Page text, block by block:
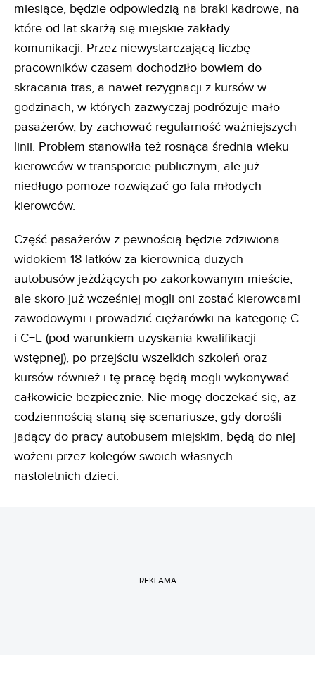
miesiące, będzie odpowiedzią na braki kadrowe, na
które od lat skarżą się miejskie zakłady
komunikacji. Przez niewystarczającą liczbę
pracowników czasem dochodziło bowiem do
skracania tras, a nawet rezygnacji z kursów w
godzinach, w których zazwyczaj podróżuje mało
pasażerów, by zachować regularność ważniejszych
linii. Problem stanowiła też rosnąca średnia wieku
kierowców w transporcie publicznym, ale już
niedługo pomoże rozwiązać go fala młodych
kierowców.
Część pasażerów z pewnością będzie zdziwiona
widokiem 18-latków za kierownicą dużych
autobusów jeżdżących po zakorkowanym mieście,
ale skoro już wcześniej mogli oni zostać kierowcami
zawodowymi i prowadzić ciężarówki na kategorię C
i C+E (pod warunkiem uzyskania kwalifikacji
wstępnej), po przejściu wszelkich szkoleń oraz
kursów również i tę pracę będą mogli wykonywać
całkowicie bezpiecznie. Nie mogę doczekać się, aż
codziennością staną się scenariusze, gdy dorośli
jadący do pracy autobusem miejskim, będą do niej
wożeni przez kolegów swoich własnych
nastoletnich dzieci.
REKLAMA